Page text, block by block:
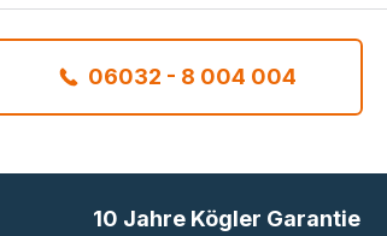
06032 - 8 004 004
10 Jahre Kögler Garantie